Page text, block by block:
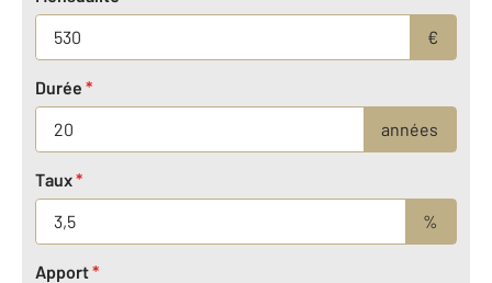
€
Durée *
années
Taux*
%
Apport*